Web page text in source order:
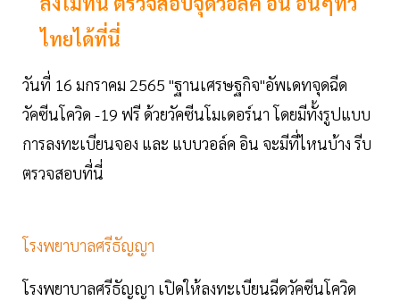
ไทยได้ที่นี่
วันที่ 16 มกราคม 2565 "ฐานเศรษฐกิจ"อัพเดทจุดฉีด
วัคซีนโควิด -19 ฟรี ด้วยวัคซีนโมเดอร์นา โดยมีทั้งรูปแบบ
การลงทะเบียนจอง และ แบบวอล์ค อิน จะมีที่ไหนบ้าง รีบ
ตรวจสอบที่นี่
โรงพยาบาลศรีธัญญา
โรงพยาบาลศรีธัญญา เปิดให้ลงทะเบียนฉีดวัคซีนโควิด